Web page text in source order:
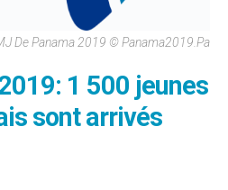
De Panama 2019 © Panama2019.pa
1 500 jeunes
sont arrivés